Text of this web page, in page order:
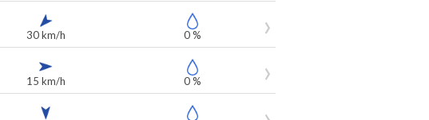
30 km/h 0 %
15 km/h 0 %